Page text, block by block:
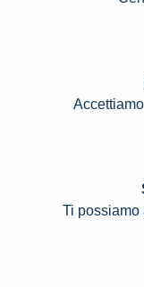
Ti possiamo